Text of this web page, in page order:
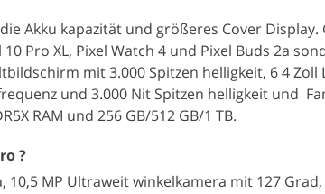
Akku kapazität und größeres Cover
10 Pro XL, Pixel Watch 4 und Pixel Buds 2a
mit 3.000 Spitzen helligkeit, 6 4 Zoll
und 3.000 Nit Spitzen helligkeit und
RAM und 256 GB/512 GB/1 TB.
?
10,5 MP Ultraweit winkelkamera mit 127 Grad,